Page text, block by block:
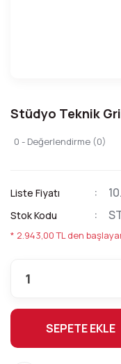
Stüdyo Teknik
0 - Değerlendirme (0)
Liste Fiyatı
Stok Kodu
* 2.943,00 TL den
SEPETE EKLE